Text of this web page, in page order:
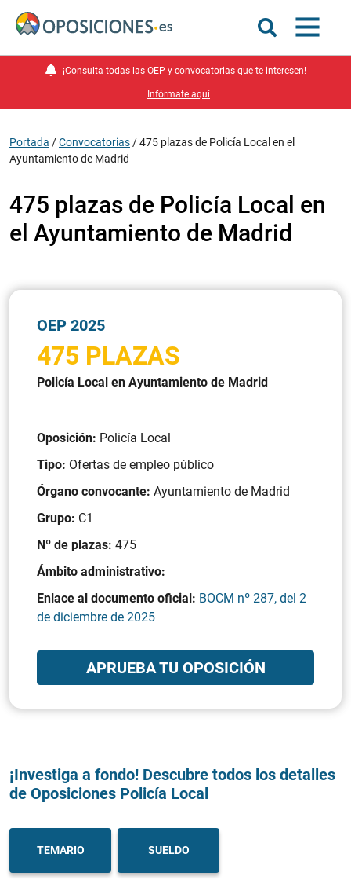
¡Consulta todas las OEP y convocatorias que te interesen!
Infórmate aquí
Portada /Convocatorias /475 plazas de Policía Local en el
Ayuntamiento de Madrid
475 plazas de Policía Local en
el Ayuntamiento de Madrid
OEP 2025
475 PLAZAS
Policía Local en Ayuntamiento de Madrid
Oposición: Policía Local
Tipo: Ofertas de empleo público
Órgano convocante: Ayuntamiento de Madrid
Grupo: C1
Nº de plazas: 475
Ámbito administrativo:
Enlace al documento oficial: BOCM nº 287, del 2
de diciembre de 2025
APRUEBA TU OPOSICIÓN
¡Investiga a fondo! Descubre todos los detalles
de Oposiciones Policía Local
TEMARIO SUELDO